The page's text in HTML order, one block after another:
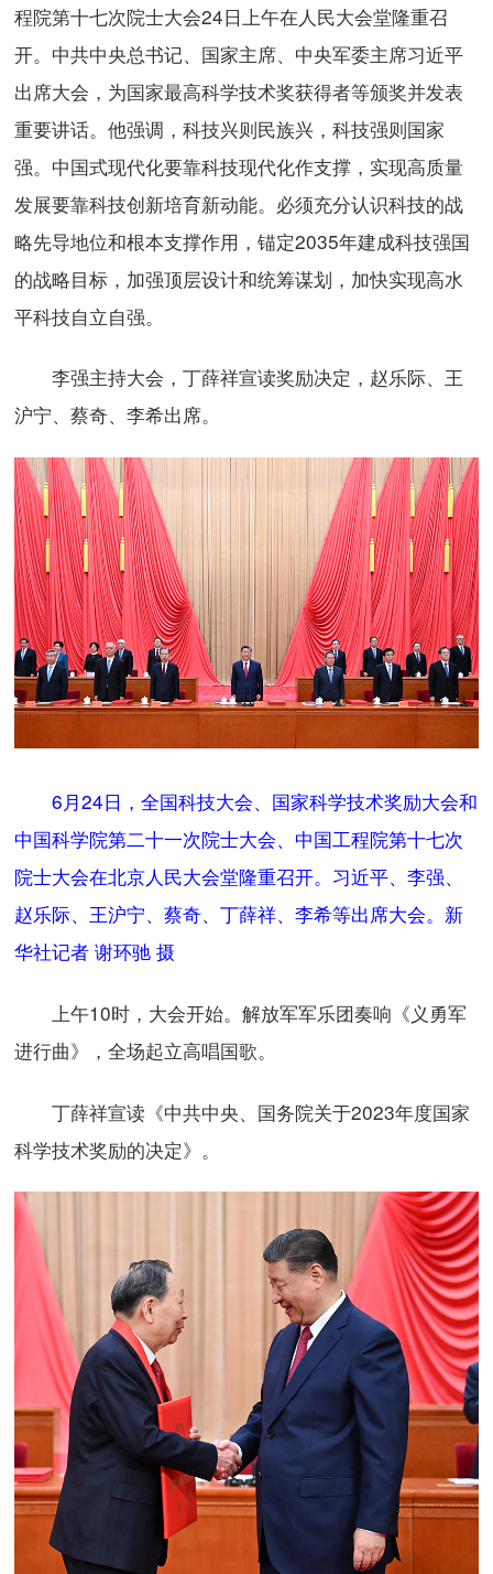
程院第十七次院士大会24日上午在人民大会堂隆重召
开。中共中央总书记、国家主席、中央军委主席习近平
出席大会，为国家最高科学技术奖获得者等颁奖并发表
重要讲话。他强调，科技兴则民族兴，科技强则国家
强。中国式现代化要靠科技现代化作支撑，实现高质量
发展要靠科技创新培育新动能。必须充分认识科技的战
略先导地位和根本支撑作用，锚定2035年建成科技强国
的战略目标，加强顶层设计和统筹谋划，加快实现高水
平科技自立自强。
李强主持大会，丁薛祥宣读奖励决定，赵乐际、王
沪宁、蔡奇、李希出席。
6月24日，全国科技大会、国家科学技术奖励大会和
中国科学院第二十一次院士大会、中国工程院第十七次
院士大会在北京人民大会堂隆重召开。习近平、李强、
赵乐际、王沪宁、蔡奇、丁薛祥、李希等出席大会。新
华社记者 谢环驰 摄
上午10时，大会开始。解放军军乐团奏响《义勇军
进行曲》，全场起立高唱国歌。
丁薛祥宣读《中共中央、国务院关于2023年度国家
科学技术奖励的决定》。